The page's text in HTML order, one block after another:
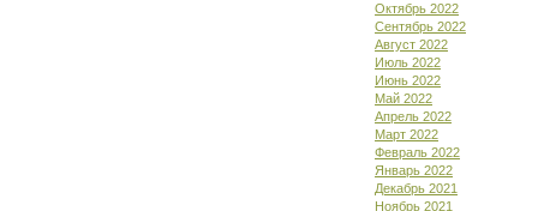
Октябрь 2022
Сентябрь 2022
Август 2022
Июль 2022
Июнь 2022
Май 2022
Апрель 2022
Март 2022
Февраль 2022
Январь 2022
Декабрь 2021
Ноябрь 2021